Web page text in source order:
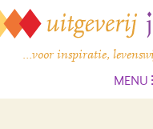
…voor inspiratie,
MENU